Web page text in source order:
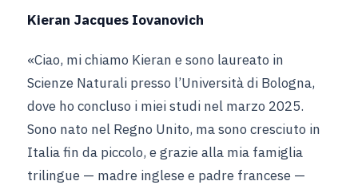
Kieran Jacques Iovanovich
«Ciao, mi chiamo Kieran e sono laureato in
Scienze Naturali presso l’Università di Bologna,
dove ho concluso i miei studi nel marzo 2025.
Sono nato nel Regno Unito, ma sono cresciuto in
Italia fin da piccolo, e grazie alla mia famiglia
trilingue — madre inglese e padre francese —